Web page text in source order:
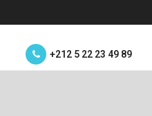
+212 5 22 23 49 89